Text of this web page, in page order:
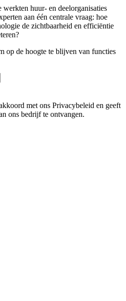
werkten huur- en deelorganisaties
aan één centrale vraag: hoe
de zichtbaarheid en efficiëntie
op de hoogte te blijven van functies
met ons Privacybeleid en geeft
ons bedrijf te ontvangen.